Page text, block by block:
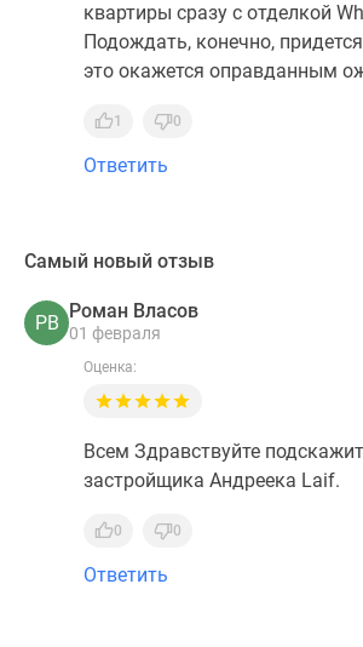
квартиры сразу с отделкой
Подождать, конечно,
это окажется оправданным
1 0
Ответить
Самый новый отзыв
РВ
Роман Власов
01 февраля
Оценка:
Всем Здравствуйте
застройщика Андреека Laif.
0 0
Ответить